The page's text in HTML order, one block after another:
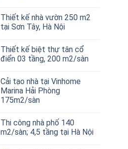
Thiết kế nhà vườn 250 m2
tại Sơn Tây, Hà Nội
Thiết kế biệt thự tân cổ
điển 03 tầng, 200 m2/sàn
Cải tạo nhà tại Vinhome
Marina Hải Phòng
175m2/sàn
Thi công nhà phố 140
m2/sàn; 4,5 tầng tại Hà Nội